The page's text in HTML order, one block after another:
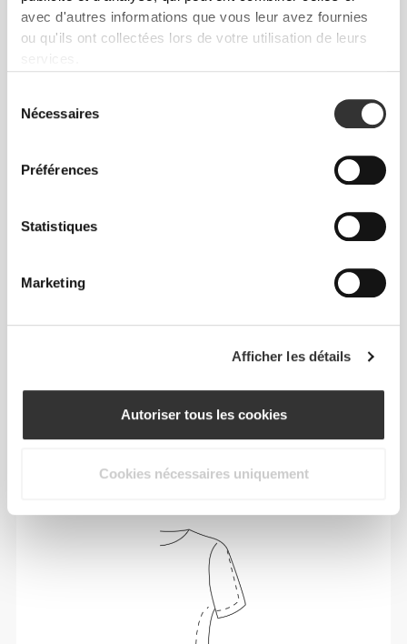
avec d'autres informations que vous leur avez fournies
ou qu'ils ont collectées lors de votre utilisation de leurs
services.
Nécessaires
Préférences
Statistiques
Marketing
Afficher les détails
Autoriser tous les cookies
Cookies nécessaires uniquement